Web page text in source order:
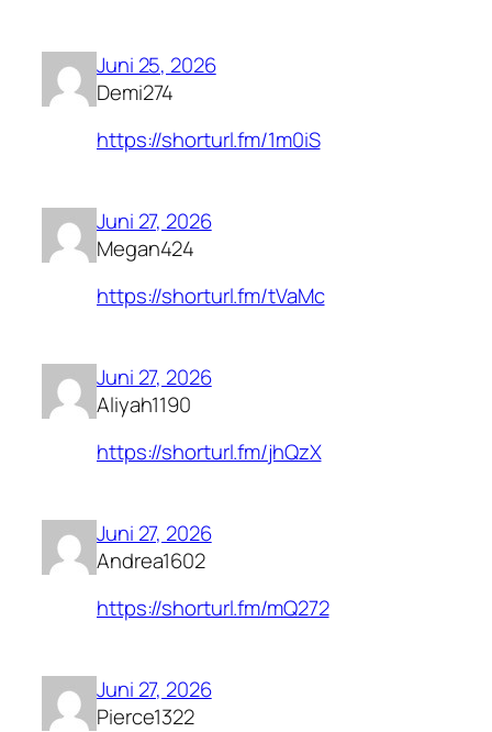
Juni 25, 2026
Demi274
https://shorturl.fm/1m0iS
Juni 27, 2026
Megan424
https://shorturl.fm/tVaMc
Juni 27, 2026
Aliyah1190
https://shorturl.fm/jhQzX
Juni 27, 2026
Andrea1602
https://shorturl.fm/mQ272
Juni 27, 2026
Pierce1322